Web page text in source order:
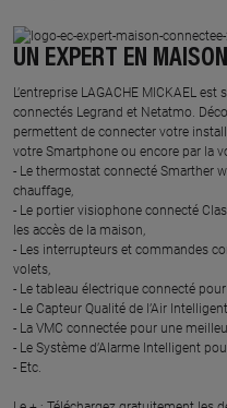
UN EXPERT EN
L’entreprise LAGACHE MICKAEL
connectés Legrand et Netatmo.
permettent de connecter votre
votre Smartphone ou encore par la
- Le thermostat connecté Smarther
chauffage,
- Le portier visiophone connecté
les accès de la maison,
- Les interrupteurs et commandes
volets,
- Le tableau électrique connecté
- Le Capteur Qualité de l’Air
- La VMC connectée pour une
- Le Système d’Alarme Intelligent
- Etc.